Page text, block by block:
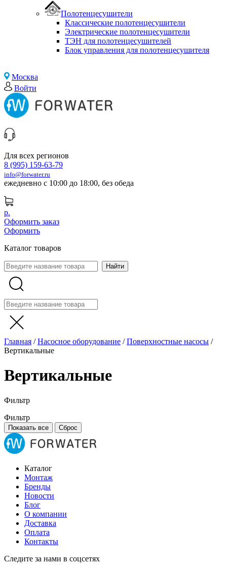
Полотенцесушители
Классические полотенцесушители
Электрические полотенцесушители
ТЭН для полотенцесушителей
Блок управления для полотенцесушителя
Москва
Войти
Для всех регионов
8 (995) 159-63-79
info@forwater.ru
ежедневно с 10:00 до 18:00, без обеда
р.
Оформить заказ
Оформить
Каталог товаров
Главная /Насосное оборудование /Поверхностные насосы /
Вертикальные
Вертикальные
Фильтр
Фильтр
Показать все Сброс
Каталог
Монтаж
Бренды
Новости
Блог
О компании
Доставка
Оплата
Контакты
Следите за нами в соцсетях